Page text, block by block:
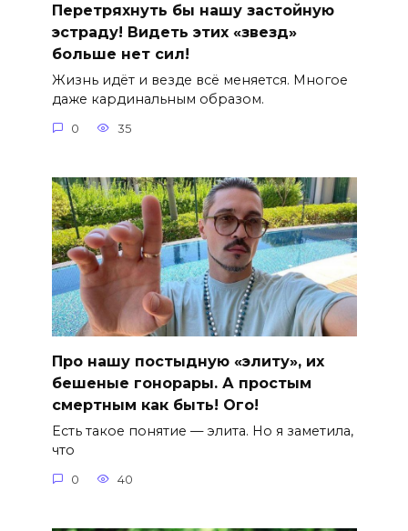
Перетряхнуть бы нашу застойную
эстраду! Видеть этих «звезд»
больше нет сил!
Жизнь идёт и везде всё меняется. Многое
даже кардинальным образом.
0 35
Про нашу постыдную «элиту», их
бешеные гонорары. А простым
смертным как быть! Ого!
Есть такое понятие — элита. Но я заметила,
что
0 40